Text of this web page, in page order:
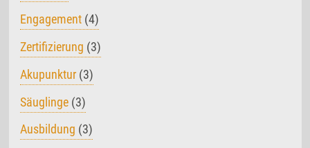
Engagement (4)
Zertifizierung (3)
Akupunktur (3)
Säuglinge (3)
Ausbildung (3)